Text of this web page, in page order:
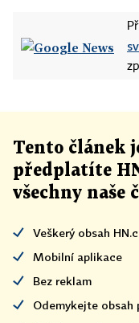
Tento článek
předplatíte
všechny naše
Veškerý obsah
Mobilní aplikace
Bez reklam
Odemykejte obsah